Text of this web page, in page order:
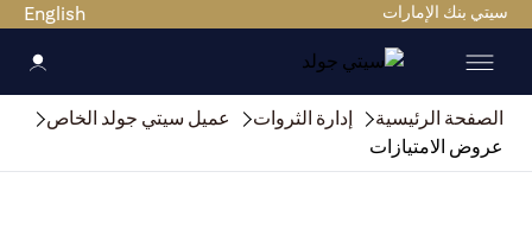
سيتي بنك الإمارات English
الصفحة الرئيسية إدارة الثروات
عميل سيتي جولد الخاص
عروض الامتيازات